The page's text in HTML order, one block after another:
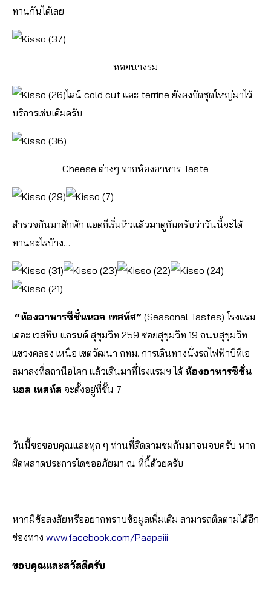
ทานกันได้เลย
หอยนางรม
ไลน์ cold cut และ terrine ยังคงจัดชุดใหญ่มาไว้
บริการเช่นเดิมครับ
Cheese ต่างๆ จากห้องอาหาร Taste
สำรวจกันมาสักพัก แอดก็เริ่มหิวแล้วมาดูกันครับว่าวันนี้จะได้
ทานอะไรบ้าง…
“ห้องอาหารซีซั่นนอล เทสท์ส” (Seasonal Tastes) โรงแรม
เดอะ เวสทิน แกรนด์ สุขุมวิท 259 ซอยสุขุมวิท 19 ถนนสุขุมวิท
แขวงคลอง เหนือ เขตวัฒนา กทม. การเดินทางนั่งรถไฟฟ้าบีทีเอ
สมาลงที่สถานีอโศก แล้วเดินมาที่โรงแรมฯ ได้ห้องอาหารซีซั่น
นอล เทสท์ส จะตั้งอยู่ที่ชั้น 7
วันนี้ขอขอบคุณและทุก ๆ ท่านที่ติดตามชมกันมาจนจบครับ หาก
ผิดพลาดประการใดขออภัยมา ณ ที่นี้ด้วยครับ
หากมีข้อสงสัยหรืออยากทราบข้อมูลเพิ่มเติม สามารถติดตามได้อีก
ช่องทาง www.facebook.com/Paapaiii
ขอบคุณและสวัสดีครับ